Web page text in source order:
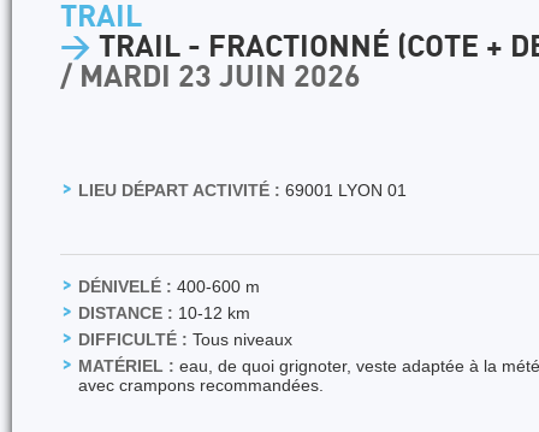
TRAIL
> TRAIL - FRACTIONNÉ (COTE +
/ MARDI 23 JUIN 2026
LIEU DÉPART ACTIVITÉ : 69001 LYON 01
DÉNIVELÉ : 400-600 m
DISTANCE : 10-12 km
DIFFICULTÉ : Tous niveaux
MATÉRIEL : eau, de quoi grignoter, veste adaptée à la
avec crampons recommandées.